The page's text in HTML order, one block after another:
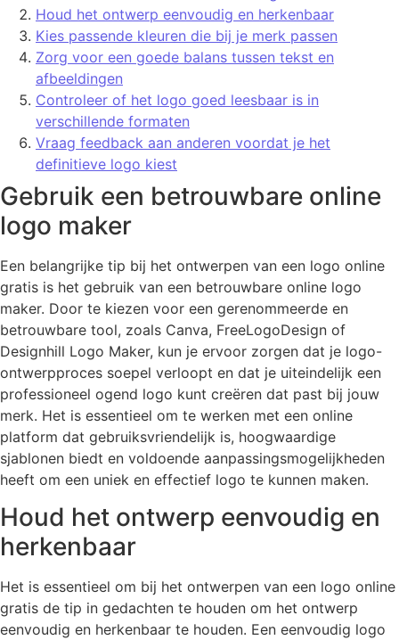
Houd het ontwerp eenvoudig en herkenbaar
Kies passende kleuren die bij je merk passen
Zorg voor een goede balans tussen tekst en
afbeeldingen
Controleer of het logo goed leesbaar is in
verschillende formaten
Vraag feedback aan anderen voordat je het
definitieve logo kiest
Gebruik een betrouwbare online
logo maker
Een belangrijke tip bij het ontwerpen van een logo online
gratis is het gebruik van een betrouwbare online logo
maker. Door te kiezen voor een gerenommeerde en
betrouwbare tool, zoals Canva, FreeLogoDesign of
Designhill Logo Maker, kun je ervoor zorgen dat je logo-
ontwerpproces soepel verloopt en dat je uiteindelijk een
professioneel ogend logo kunt creëren dat past bij jouw
merk. Het is essentieel om te werken met een online
platform dat gebruiksvriendelijk is, hoogwaardige
sjablonen biedt en voldoende aanpassingsmogelijkheden
heeft om een uniek en effectief logo te kunnen maken.
Houd het ontwerp eenvoudig en
herkenbaar
Het is essentieel om bij het ontwerpen van een logo online
gratis de tip in gedachten te houden om het ontwerp
eenvoudig en herkenbaar te houden. Een eenvoudig logo